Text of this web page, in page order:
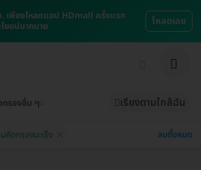
เพียงโหลดแอป HDmall ครั้งแรก
ยชน์มากมาย
โหลดเลย
กรองอื่น ๆ เรียงตามใกล้ฉัน
คัดกรองมะเร็ง ลบทั้งหมด